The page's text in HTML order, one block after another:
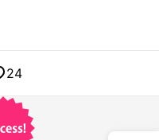
24